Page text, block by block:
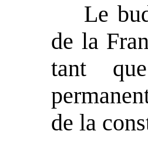
Le
de la
tant
de la